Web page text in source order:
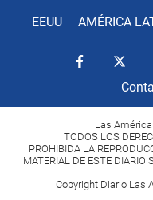
EEUU AMÉRICA
Las
TODOS LOS
PROHIBIDA LA
MATERIAL DE ESTE DIARIO
Copyright Diario Las